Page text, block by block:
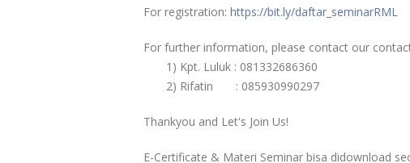
For registration: https://bit.ly/daftar_seminarRML
For further information, please contact our
1) Kpt. Luluk : 081332686360
2) Rifatin : 085930990297
Thankyou and Let's Join Us!
E-Certificate & Materi Seminar bisa didownload